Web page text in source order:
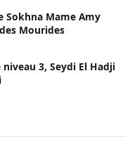
Sokhna Mame Amy
Mourides
3, Seydi El Hadji